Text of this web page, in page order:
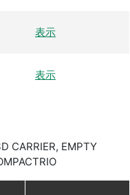
表示
表示
CARRIER, EMPTY